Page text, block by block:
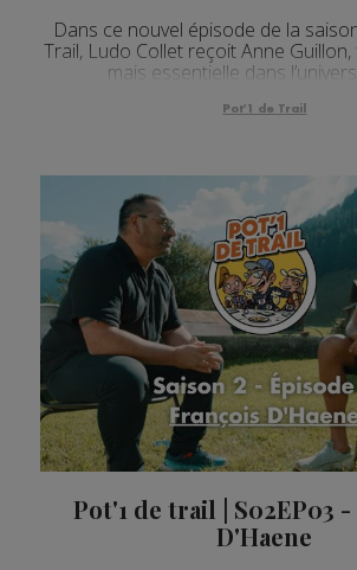
Dans ce nouvel épisode de la
Trail, Ludo Collet reçoit Anne
mais essentielle dans
Pot'1 de Trail
Pot'1 de trail | S02EP03
D'Haene